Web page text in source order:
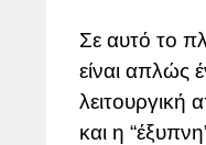
Σε αυτό το
είναι
λειτουργική
και η